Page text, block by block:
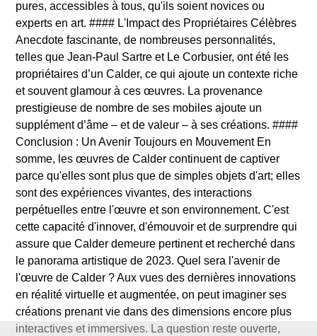
pures, accessibles à tous, qu'ils soient novices ou
experts en art. #### L'Impact des Propriétaires Célèbres
Anecdote fascinante, de nombreuses personnalités,
telles que Jean-Paul Sartre et Le Corbusier, ont été les
propriétaires d’un Calder, ce qui ajoute un contexte riche
et souvent glamour à ces œuvres. La provenance
prestigieuse de nombre de ses mobiles ajoute un
supplément d’âme – et de valeur – à ses créations. ####
Conclusion : Un Avenir Toujours en Mouvement En
somme, les œuvres de Calder continuent de captiver
parce qu'elles sont plus que de simples objets d'art; elles
sont des expériences vivantes, des interactions
perpétuelles entre l'œuvre et son environnement. C'est
cette capacité d'innover, d'émouvoir et de surprendre qui
assure que Calder demeure pertinent et recherché dans
le panorama artistique de 2023. Quel sera l'avenir de
l'œuvre de Calder ? Aux vues des dernières innovations
en réalité virtuelle et augmentée, on peut imaginer ses
créations prenant vie dans des dimensions encore plus
interactives et immersives. La question reste ouverte,